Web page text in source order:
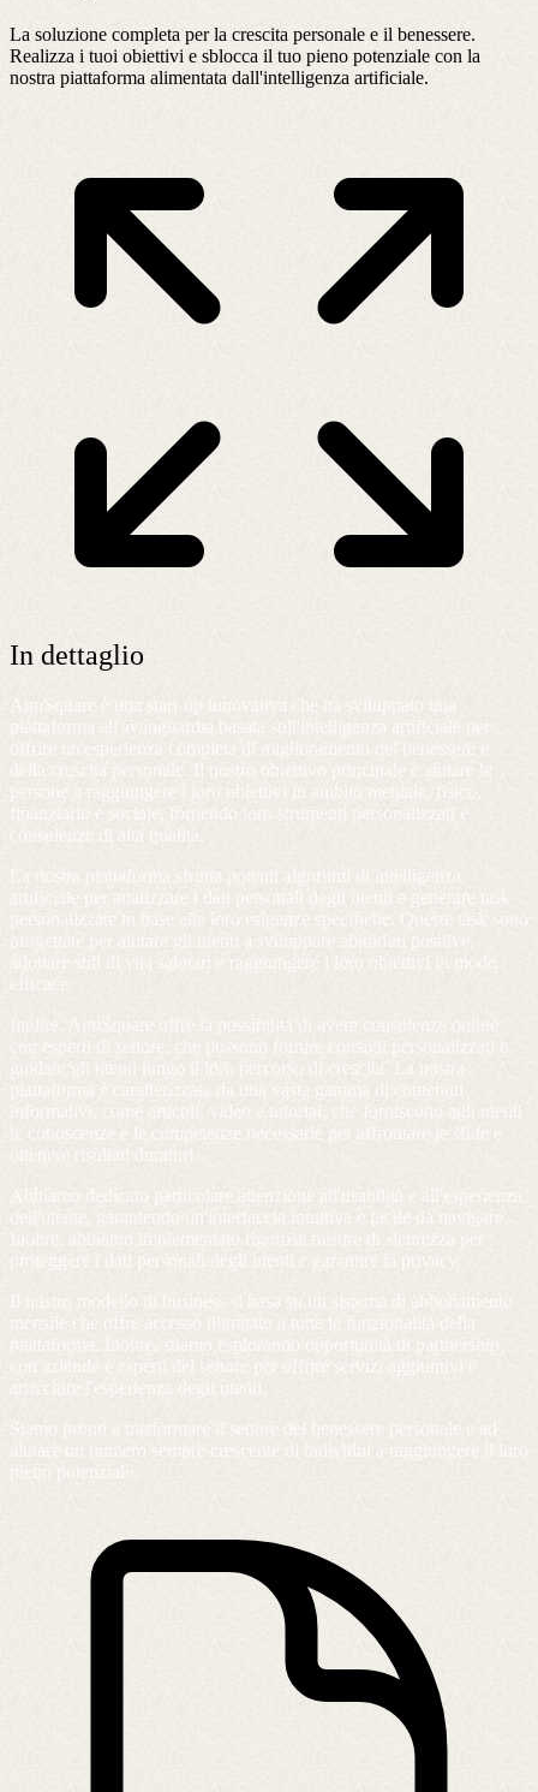
La soluzione completa per la crescita personale e il benessere.
Realizza i tuoi obiettivi e sblocca il tuo pieno potenziale con la
nostra piattaforma alimentata dall'intelligenza artificiale.
In dettaglio
AimSquare è una start-up innovativa che ha sviluppato una
piattaforma all'avanguardia basata sull'intelligenza artificiale per
offrire un'esperienza completa di miglioramento del benessere e
della crescita personale. Il nostro obiettivo principale è aiutare le
persone a raggiungere i loro obiettivi in ambito mentale, fisico,
finanziario e sociale, fornendo loro strumenti personalizzati e
consulenze di alta qualità.
La nostra piattaforma sfrutta potenti algoritmi di intelligenza
artificiale per analizzare i dati personali degli utenti e generare task
personalizzate in base alle loro esigenze specifiche. Queste task sono
progettate per aiutare gli utenti a sviluppare abitudini positive,
adottare stili di vita salutari e raggiungere i loro obiettivi in modo
efficace.
Inoltre, AimSquare offre la possibilità di avere consulenze online
con esperti di settore, che possono fornire consigli personalizzati e
guidare gli utenti lungo il loro percorso di crescita. La nostra
piattaforma è caratterizzata da una vasta gamma di contenuti
informativi, come articoli, video e tutorial, che forniscono agli utenti
le conoscenze e le competenze necessarie per affrontare le sfide e
ottenere risultati duraturi.
Abbiamo dedicato particolare attenzione all'usabilità e all'esperienza
dell'utente, garantendo un'interfaccia intuitiva e facile da navigare.
Inoltre, abbiamo implementato rigorose misure di sicurezza per
proteggere i dati personali degli utenti e garantire la privacy.
Il nostro modello di business si basa su un sistema di abbonamento
mensile che offre accesso illimitato a tutte le funzionalità della
piattaforma. Inoltre, stiamo esplorando opportunità di partnership
con aziende e esperti del settore per offrire servizi aggiuntivi e
arricchire l'esperienza degli utenti.
Siamo pronti a trasformare il settore del benessere personale e ad
aiutare un numero sempre crescente di individui a raggiungere il loro
pieno potenziale.